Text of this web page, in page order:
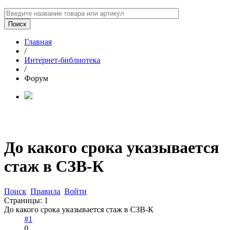
Главная
/
Интернет-библиотека
/
Форум
До какого срока указывается
стаж в СЗВ-К
Поиск Правила Войти
Страницы: 1
До какого срока указывается стаж в СЗВ-К
#1
0